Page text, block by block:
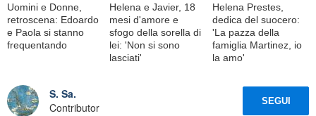
Uomini e Donne,
retroscena: Edoardo
e Paola si stanno
frequentando
Helena e Javier, 18
mesi d'amore e
sfogo della sorella di
lei: 'Non si sono
lasciati'
Helena Prestes,
dedica del suocero:
'La pazza della
famiglia Martinez, io
la amo'
S. Sa.
Contributor
SEGUI